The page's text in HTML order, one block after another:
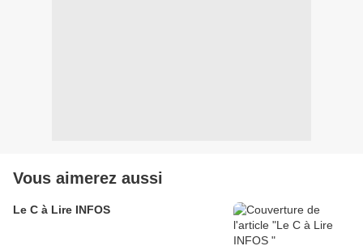
Vous aimerez aussi
Le C à Lire INFOS